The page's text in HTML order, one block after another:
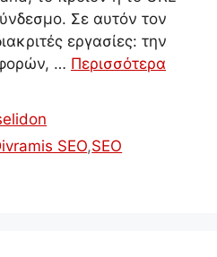
Σε αυτόν τον
εργασίες: την
… Περισσότερα
SEO,SEO